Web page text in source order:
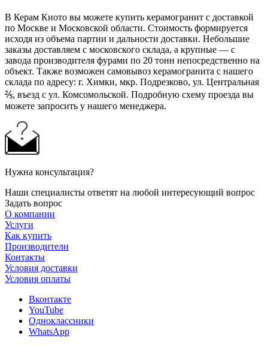
В Керам Киото вы можете купить керамогранит с доставкой
по Москве и Московской области. Стоимость формируется
исходя из объема партии и дальности доставки. Небольшие
заказы доставляем с московского склада, а крупные — с
завода производителя фурами по 20 тонн непосредственно на
объект. Также возможен самовывоз керамогранита с нашего
склада по адресу: г. Химки, мкр. Подрезково, ул. Центральная
⅖, въезд с ул. Комсомольской. Подробную схему проезда вы
можете запросить у нашего менеджера.
Нужна консультация?
Наши специалисты ответят на любой интересующий вопрос
Задать вопрос
О компании
Услуги
Как купить
Производители
Контакты
Условия доставки
Условия оплаты
Вконтакте
YouTube
Одноклассники
WhatsApp